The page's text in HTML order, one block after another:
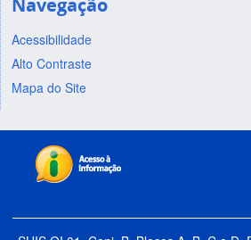
Acessibilidade
Alto Contraste
Mapa do Site